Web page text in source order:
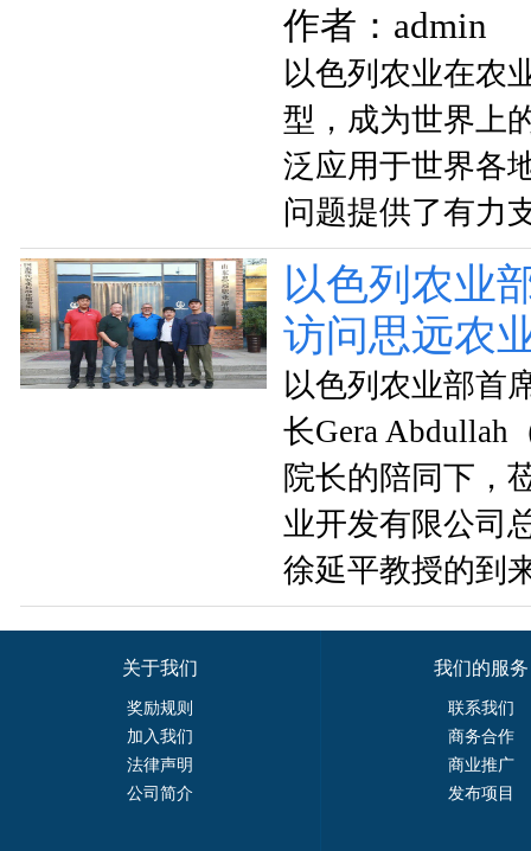
作者：admin
以色列农业在农
型，成为世界上
泛应用于世界各
问题提供了有力
以色列农业
访问思远农
以色列农业部首
长Gera Abdullah
院长的陪同下，
业开发有限公司
徐延平教授的到
关于我们
奖励规则
加入我们
法律声明
公司简介
我们的服务
联系我们
商务合作
商业推广
发布项目